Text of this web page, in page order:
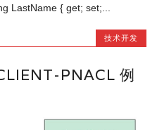
LastName { get; set;...
技术开发
PNACL 例